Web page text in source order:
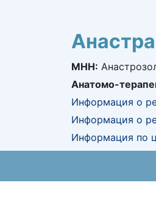
МНН:
Анатомо-
Информация о
Номер
Информация о
Информация о
КНФ (ЛС
АЛО
Информация по